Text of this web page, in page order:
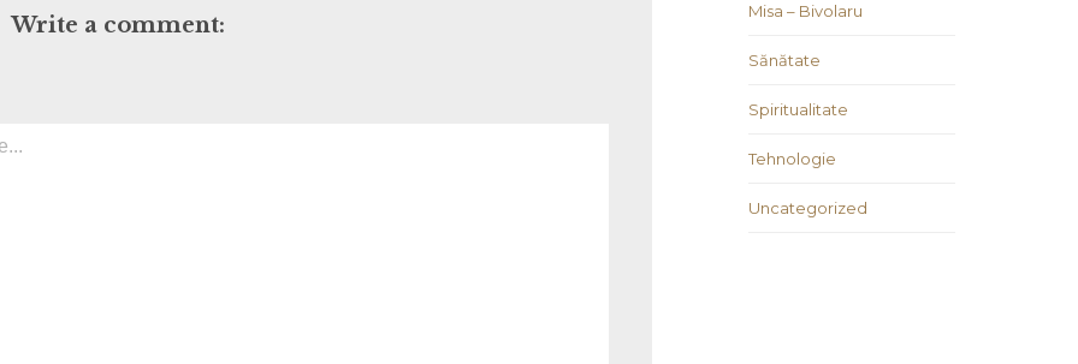
Write a comment:
Misa – Bivolaru
Sănătate
Spiritualitate
Tehnologie
Uncategorized